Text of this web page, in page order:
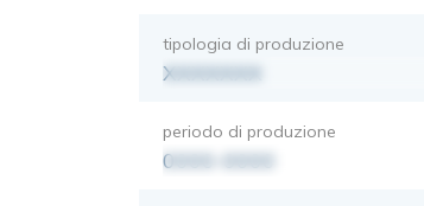
tipologia di produzione
XXXXXXX
periodo di produzione
0000-0000